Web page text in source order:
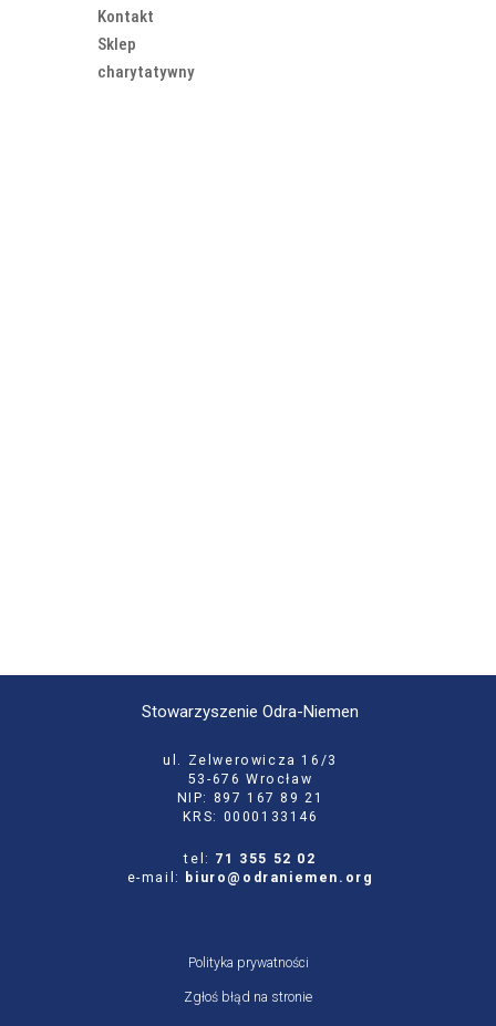
Kontakt
Sklep
charytatywny
Stowarzyszenie Odra-Niemen
ul. Zelwerowicza 16/3
53-676 Wrocław
NIP: 897 167 89 21
KRS: 0000133146
tel: 71 355 52 02
e-mail:
biuro@odraniemen.org
Polityka prywatności
Zgłoś błąd na stronie